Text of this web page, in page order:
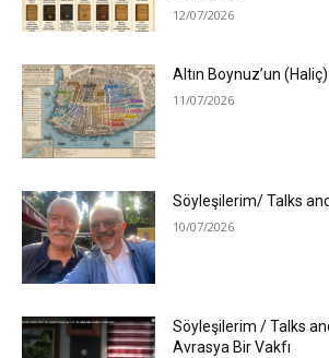
12/07/2026
Altın Boynuz’un
11/07/2026
Söyleşilerim/ Talks
10/07/2026
Söyleşilerim / Talks
Avrasya Bir Vakfı